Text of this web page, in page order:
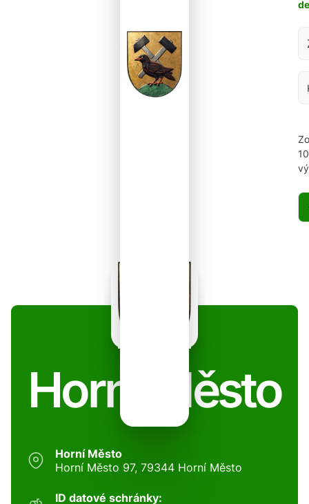
Horní Město
Horní Město
Horní Město 97, 79344 Horní Město
ID datové schránky: